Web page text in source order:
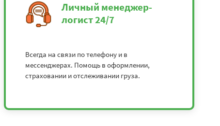
Личный менеджер-
логист 24/7
Всегда на связи по телефону и в
мессенджерах. Помощь в оформлении,
страховании и отслеживании груза.